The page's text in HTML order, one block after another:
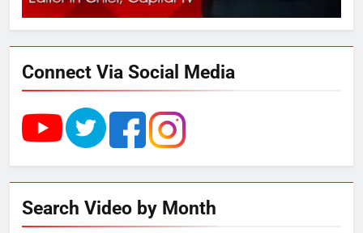
UP में ग्रामीण बिजली आपूर्ति से कृषि,
डेयरी, कुटीर उद्योग और स्वरोजगार को
मिला बढ़ावा
राम की नगरी अयोध्या में आने वाले भक्तों
का स्वागत करेगा लक्ष्मण द्वार
उत्तर प्रदेश में गांवों में बढ़ेंगी सुविधाएं: 67%
Connect Via Social Media
Search Video by Month